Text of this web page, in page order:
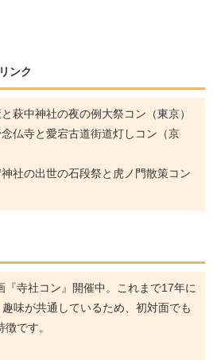
ンク
萩中神社の夜の例大祭コン（東京）
仏寺と愛宕古道街道灯しコン（京
社の出世の石段祭と虎ノ門散策コン
『寺社コン』開催中。これまで17年に
味が共通しているため、初対面でも
です。